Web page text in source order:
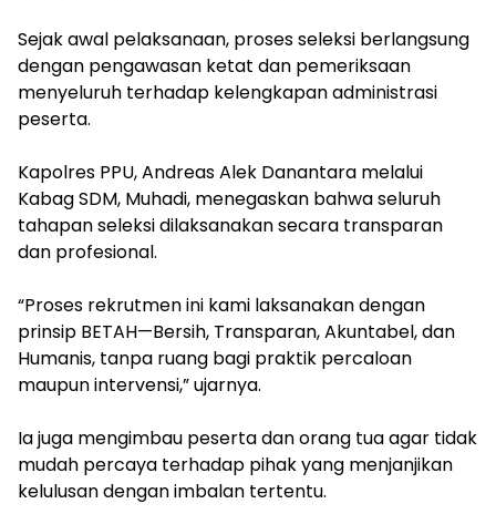
‎Sejak awal pelaksanaan, proses seleksi berlangsung
dengan pengawasan ketat dan pemeriksaan
menyeluruh terhadap kelengkapan administrasi
peserta.
‎Kapolres PPU, Andreas Alek Danantara melalui
Kabag SDM, Muhadi, menegaskan bahwa seluruh
tahapan seleksi dilaksanakan secara transparan
dan profesional.
‎“Proses rekrutmen ini kami laksanakan dengan
prinsip BETAH—Bersih, Transparan, Akuntabel, dan
Humanis, tanpa ruang bagi praktik percaloan
maupun intervensi,” ujarnya.
‎Ia juga mengimbau peserta dan orang tua agar tidak
mudah percaya terhadap pihak yang menjanjikan
kelulusan dengan imbalan tertentu.